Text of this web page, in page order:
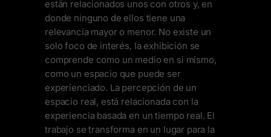
están relacionados unos con otros y, en
donde ninguno de ellos tiene una
relevancia mayor o menor. No existe un
solo foco de interés, la exhibición se
comprende como un medio en si mismo,
como un espacio que puede ser
experienciado. La percepción de un
espacio real, está relacionada con la
experiencia basada en un tiempo real. El
trabajo se transforma en un lugar para la